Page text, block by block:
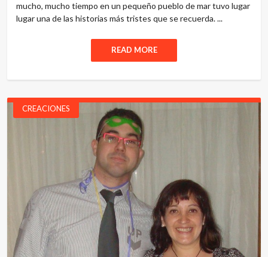
mucho, mucho tiempo en un pequeño pueblo de mar tuvo lugar
lugar una de las historias más tristes que se recuerda. ...
READ MORE
CREACIONES